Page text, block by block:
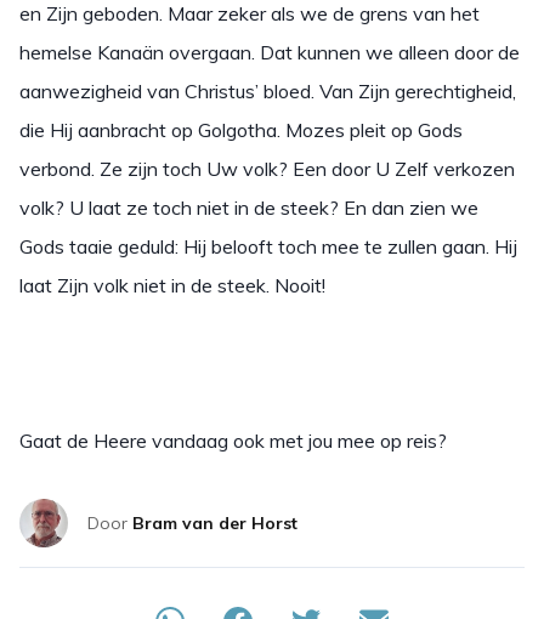
en Zijn geboden. Maar zeker als we de grens van het
hemelse Kanaän overgaan. Dat kunnen we alleen door de
aanwezigheid van Christus’ bloed. Van Zijn gerechtigheid,
die Hij aanbracht op Golgotha. Mozes pleit op Gods
verbond. Ze zijn toch Uw volk? Een door U Zelf verkozen
volk? U laat ze toch niet in de steek? En dan zien we
Gods taaie geduld: Hij belooft toch mee te zullen gaan. Hij
laat Zijn volk niet in de steek. Nooit!
Gaat de Heere vandaag ook met jou mee op reis?
Door Bram van der Horst